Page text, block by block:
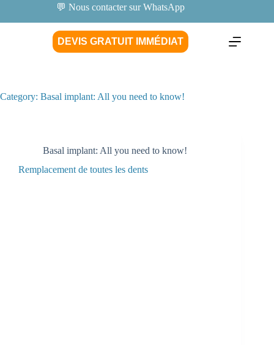
💬 Nous contacter sur WhatsApp
DEVIS GRATUIT IMMÉDIAT
Category: Basal implant: All you need to know!
Basal implant: All you need to know!
Remplacement de toutes les dents